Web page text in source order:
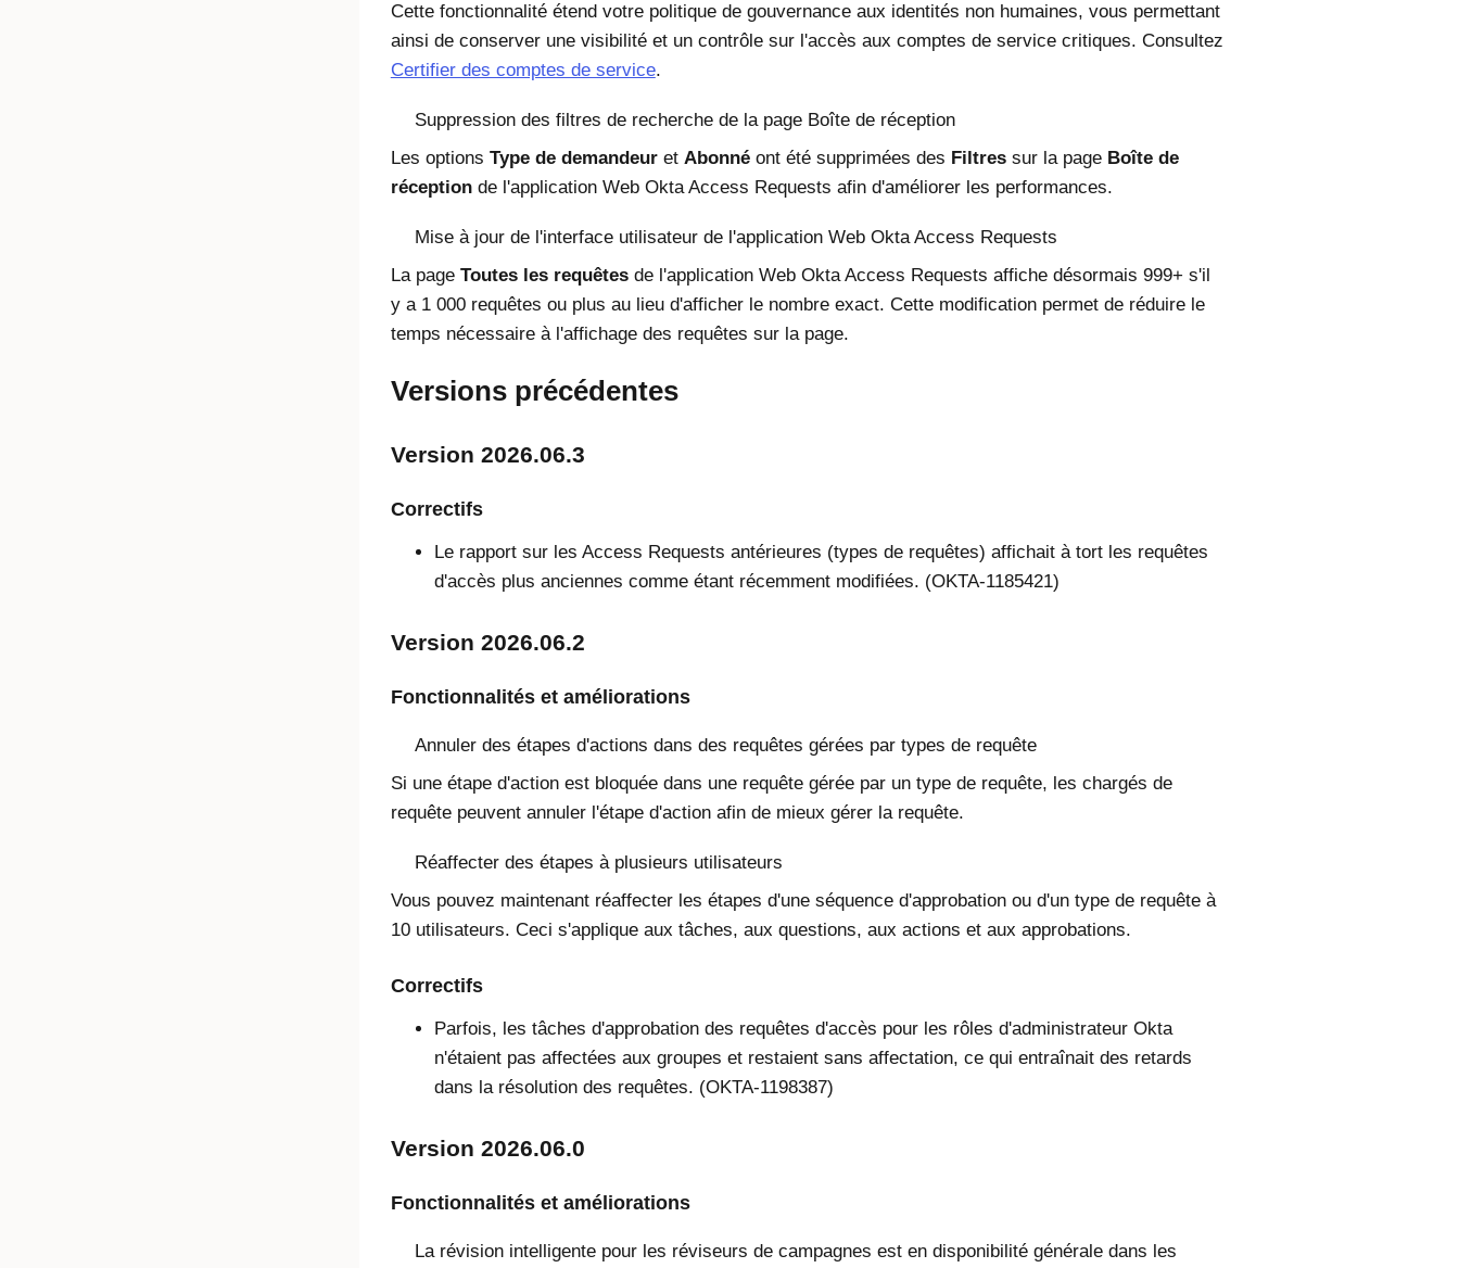
Cette fonctionnalité étend votre politique de gouvernance aux identités non humaines, vous permettant
ainsi de conserver une visibilité et un contrôle sur l'accès aux comptes de service critiques. Consultez
Certifier des comptes de service.
Suppression des filtres de recherche de la page Boîte de réception
Les options Type de demandeuret Abonnéont été supprimées des Filtressur la page Boîte de
réceptionde l'application Web Okta Access Requests afin d'améliorer les performances.
Mise à jour de l'interface utilisateur de l'application Web Okta Access Requests
La page Toutes les requêtesde l'application Web Okta Access Requests affiche désormais 999+ s'il
y a 1 000 requêtes ou plus au lieu d'afficher le nombre exact. Cette modification permet de réduire le
temps nécessaire à l'affichage des requêtes sur la page.
Versions précédentes
Version 2026.06.3
Correctifs
Le rapport sur les Access Requests antérieures (types de requêtes) affichait à tort les requêtes
d'accès plus anciennes comme étant récemment modifiées. (OKTA-1185421)
Version 2026.06.2
Fonctionnalités et améliorations
Annuler des étapes d'actions dans des requêtes gérées par types de requête
Si une étape d'action est bloquée dans une requête gérée par un type de requête, les chargés de
requête peuvent annuler l'étape d'action afin de mieux gérer la requête.
Réaffecter des étapes à plusieurs utilisateurs
Vous pouvez maintenant réaffecter les étapes d'une séquence d'approbation ou d'un type de requête à
10 utilisateurs. Ceci s'applique aux tâches, aux questions, aux actions et aux approbations.
Correctifs
Parfois, les tâches d'approbation des requêtes d'accès pour les rôles d'administrateur Okta
n'étaient pas affectées aux groupes et restaient sans affectation, ce qui entraînait des retards
dans la résolution des requêtes. (OKTA-1198387)
Version 2026.06.0
Fonctionnalités et améliorations
La révision intelligente pour les réviseurs de campagnes est en disponibilité générale dans les